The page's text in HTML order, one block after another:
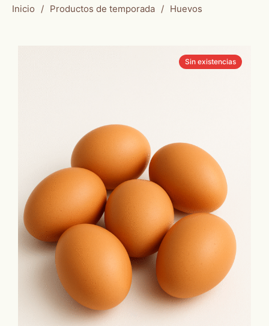
Inicio / Productos de temporada / Huevos
Sin existencias